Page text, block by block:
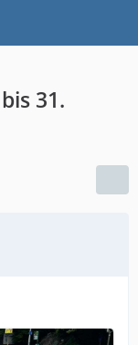
31.